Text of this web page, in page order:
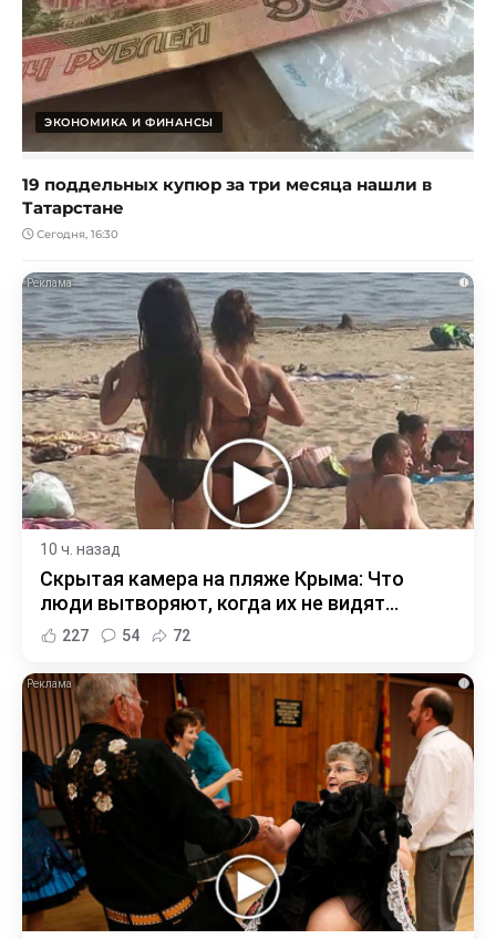
ЭКОНОМИКА И ФИНАНСЫ
19 поддельных купюр за три месяца нашли в
Татарстане
Сегодня, 16:30
i
10 ч. назад
Скрытая камера на пляже Крыма: Что
люди вытворяют, когда их не видят...
227 54 72
i